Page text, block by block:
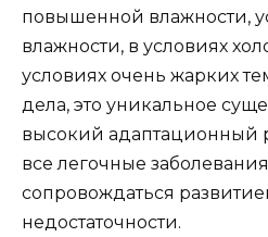
повышенной влажности,
влажности, в условиях
условиях очень жарких
дела, это уникальное
высокий адаптационный
все легочные
сопровождаться
недостаточности.